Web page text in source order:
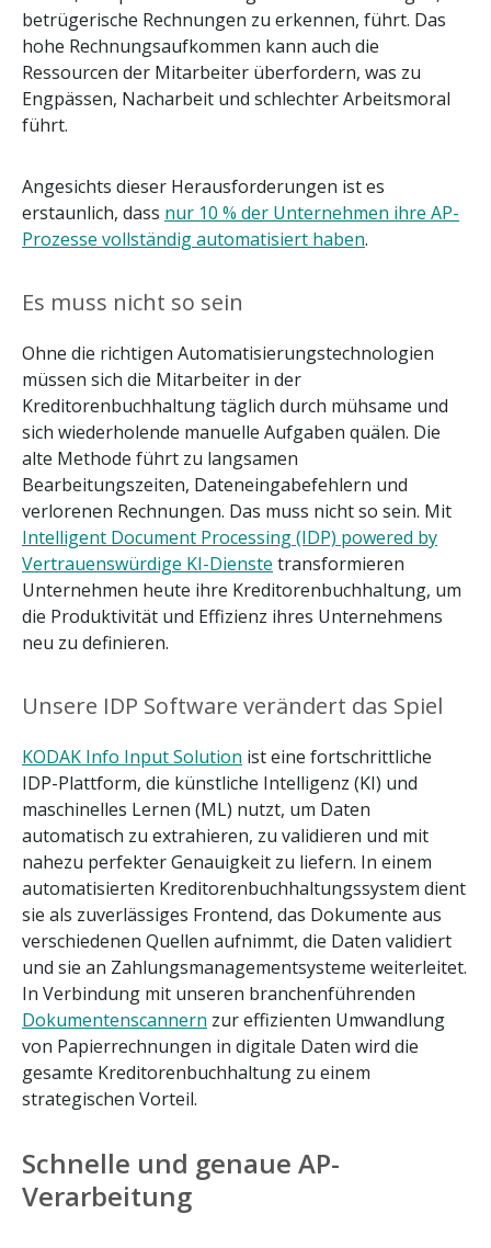
betrügerische Rechnungen zu erkennen, führt. Das
hohe Rechnungsaufkommen kann auch die
Ressourcen der Mitarbeiter überfordern, was zu
Engpässen, Nacharbeit und schlechter Arbeitsmoral
führt.
Angesichts dieser Herausforderungen ist es
erstaunlich, dass nur 10 % der Unternehmen ihre AP-
Prozesse vollständig automatisiert haben.
Es muss nicht so sein
Ohne die richtigen Automatisierungstechnologien
müssen sich die Mitarbeiter in der
Kreditorenbuchhaltung täglich durch mühsame und
sich wiederholende manuelle Aufgaben quälen. Die
alte Methode führt zu langsamen
Bearbeitungszeiten, Dateneingabefehlern und
verlorenen Rechnungen. Das muss nicht so sein. Mit
Intelligent Document Processing (IDP) powered by
Vertrauenswürdige KI-Dienste transformieren
Unternehmen heute ihre Kreditorenbuchhaltung, um
die Produktivität und Effizienz ihres Unternehmens
neu zu definieren.
Unsere IDP Software verändert das Spiel
KODAK Info Input Solution ist eine fortschrittliche
IDP-Plattform, die künstliche Intelligenz (KI) und
maschinelles Lernen (ML) nutzt, um Daten
automatisch zu extrahieren, zu validieren und mit
nahezu perfekter Genauigkeit zu liefern. In einem
automatisierten Kreditorenbuchhaltungssystem dient
sie als zuverlässiges Frontend, das Dokumente aus
verschiedenen Quellen aufnimmt, die Daten validiert
und sie an Zahlungsmanagementsysteme weiterleitet.
In Verbindung mit unseren branchenführenden
Dokumentenscannern zur effizienten Umwandlung
von Papierrechnungen in digitale Daten wird die
gesamte Kreditorenbuchhaltung zu einem
strategischen Vorteil.
Schnelle und genaue AP-
Verarbeitung